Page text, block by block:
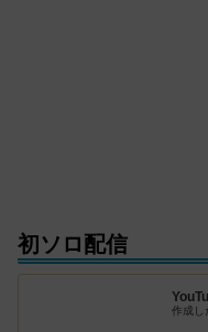
初ソロ配信
作成し